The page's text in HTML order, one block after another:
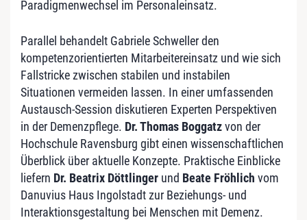
Paradigmenwechsel im Personaleinsatz.
Parallel behandelt Gabriele Schweller den
kompetenzorientierten Mitarbeitereinsatz und wie sich
Fallstricke zwischen stabilen und instabilen
Situationen vermeiden lassen. In einer umfassenden
Austausch-Session diskutieren Experten Perspektiven
in der Demenzpflege. Dr. Thomas Boggatzvon der
Hochschule Ravensburg gibt einen wissenschaftlichen
Überblick über aktuelle Konzepte. Praktische Einblicke
liefern Dr. Beatrix Döttlinger und Beate Fröhlich vom
Danuvius Haus Ingolstadt zur Beziehungs- und
Interaktionsgestaltung bei Menschen mit Demenz.